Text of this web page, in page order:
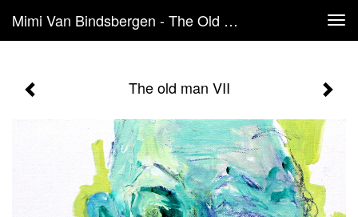
Mimi Van Bindsbergen - The Old Man VII
The old man VII